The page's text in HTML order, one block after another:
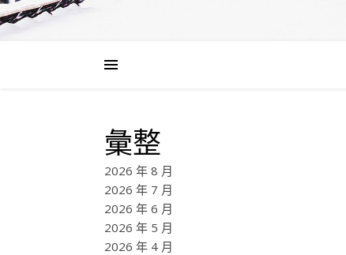
彙整
2026 年 8 月
2026 年 7 月
2026 年 6 月
2026 年 5 月
2026 年 4 月